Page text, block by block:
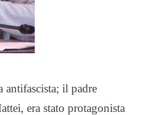
antifascista; il padre
era stato protagonista